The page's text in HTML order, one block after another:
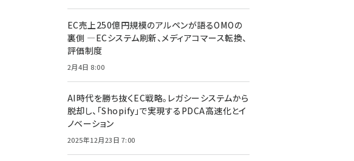
EC売上250億円規模のアルペンが語るOMOの
裏側 ―ECシステム刷新、メディアコマース転換、
評価制度
2月4日 8:00
AI時代を勝ち抜くEC戦略。レガシーシステムから
脱却し、「Shopify」で実現するPDCA高速化とイ
ノベーション
2025年12月23日 7:00